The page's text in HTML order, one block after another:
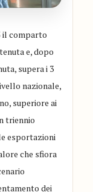
il comparto
e, dopo
supera i 3
nazionale,
superiore ai
triennio
esportazioni
che sfiora
dei